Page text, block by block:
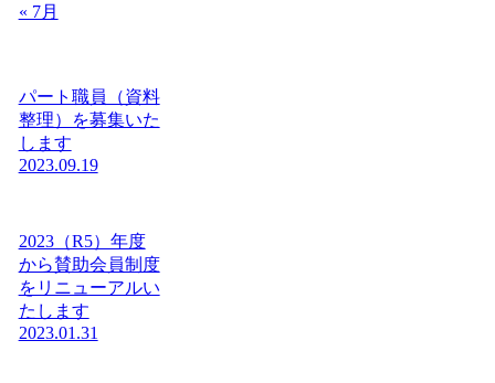
« 7月
パート職員（資料
整理）を募集いた
します
2023.09.19
2023（R5）年度
から賛助会員制度
をリニューアルい
たします
2023.01.31